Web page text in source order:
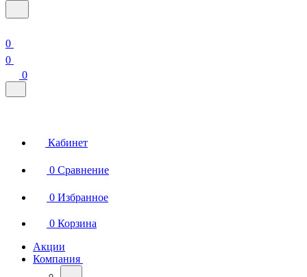
0
0
0
Кабинет
0 Сравнение
0 Избранное
0 Корзина
Акции
Компания